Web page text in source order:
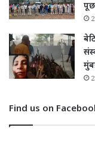
Find us on